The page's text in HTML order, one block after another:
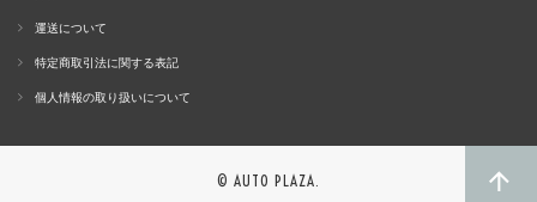
運送について
特定商取引法に関する表記
個人情報の取り扱いについて
© AUTO PLAZA.